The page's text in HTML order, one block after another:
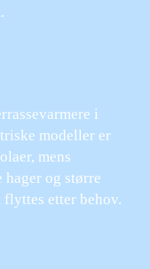
i
modeller er
mens
hager og større
flyttes etter behov.